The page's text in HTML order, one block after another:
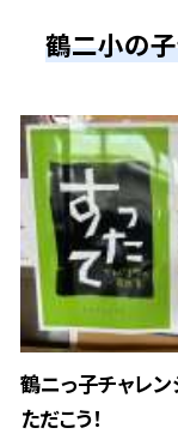
鶴二小の
鶴ニっ子チャレ
ただこう！